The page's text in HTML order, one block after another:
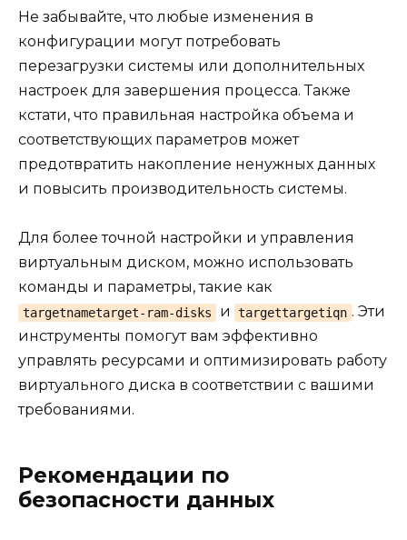
Не забывайте, что любые изменения в
конфигурации могут потребовать
перезагрузки системы или дополнительных
настроек для завершения процесса. Также
кстати, что правильная настройка объема и
соответствующих параметров может
предотвратить накопление ненужных данных
и повысить производительность системы.
Для более точной настройки и управления
виртуальным диском, можно использовать
команды и параметры, такие как
targetnametarget-ram-disks и targettargetiqn . Эти
инструменты помогут вам эффективно
управлять ресурсами и оптимизировать работу
виртуального диска в соответствии с вашими
требованиями.
Рекомендации по
безопасности данных